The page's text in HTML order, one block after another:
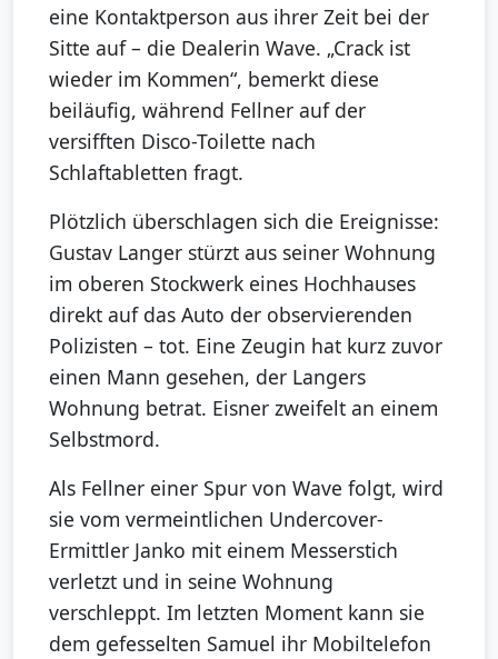
eine Kontaktperson aus ihrer Zeit bei der
Sitte auf – die Dealerin Wave. „Crack ist
wieder im Kommen“, bemerkt diese
beiläufig, während Fellner auf der
versifften Disco-Toilette nach
Schlaftabletten fragt.
Plötzlich überschlagen sich die Ereignisse:
Gustav Langer stürzt aus seiner Wohnung
im oberen Stockwerk eines Hochhauses
direkt auf das Auto der observierenden
Polizisten – tot. Eine Zeugin hat kurz zuvor
einen Mann gesehen, der Langers
Wohnung betrat. Eisner zweifelt an einem
Selbstmord.
Als Fellner einer Spur von Wave folgt, wird
sie vom vermeintlichen Undercover-
Ermittler Janko mit einem Messerstich
verletzt und in seine Wohnung
verschleppt. Im letzten Moment kann sie
dem gefesselten Samuel ihr Mobiltelefon